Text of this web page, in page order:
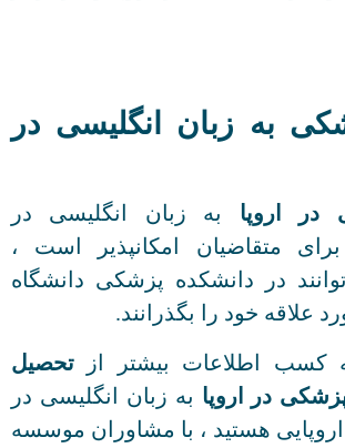
به زبان انگلیسی در
اروپا به زبان انگلیسی در
متقاضیان امکانپذیر است ،
در دانشکده پزشکی دانشگاه
علاقه خود را بگذرانند.
کسب اطلاعات بیشتر از تحصیل
در اروپا به زبان انگلیسی در
هستید ، با مشاوران موسسه